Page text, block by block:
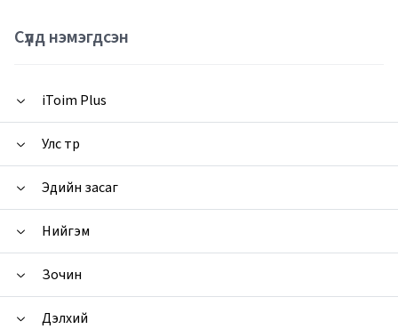
Сүүлд нэмэгдсэн
iToim Plus
Улс төр
Эдийн засаг
Нийгэм
Зочин
Дэлхий